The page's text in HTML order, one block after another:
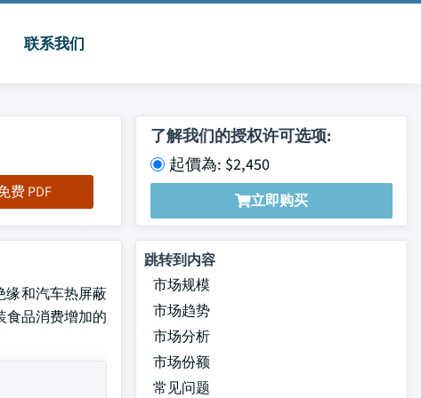
联系我们
费 PDF
了解我们的授权许可选项:
起價為: $2,450
立即购买
缘和汽车热屏蔽
食品消费增加的
跳转到内容
市场规模
市场趋势
市场分析
市场份额
常见问题